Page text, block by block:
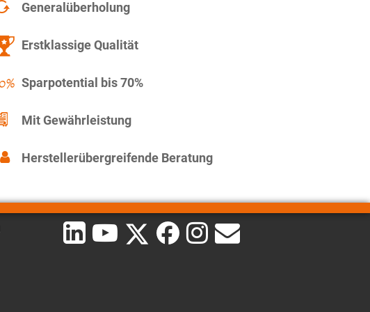
Generalüberholung
Erstklassige Qualität
Sparpotential bis 70%
Mit Gewährleistung
Herstellerübergreifende Beratung